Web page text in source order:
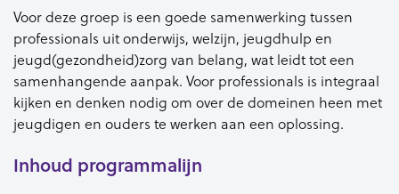
Voor deze groep is een goede samenwerking tussen
professionals uit onderwijs, welzijn, jeugdhulp en
jeugd(gezondheid)zorg van belang, wat leidt tot een
samenhangende aanpak. Voor professionals is integraal
kijken en denken nodig om over de domeinen heen met
jeugdigen en ouders te werken aan een oplossing.
Inhoud programmalijn